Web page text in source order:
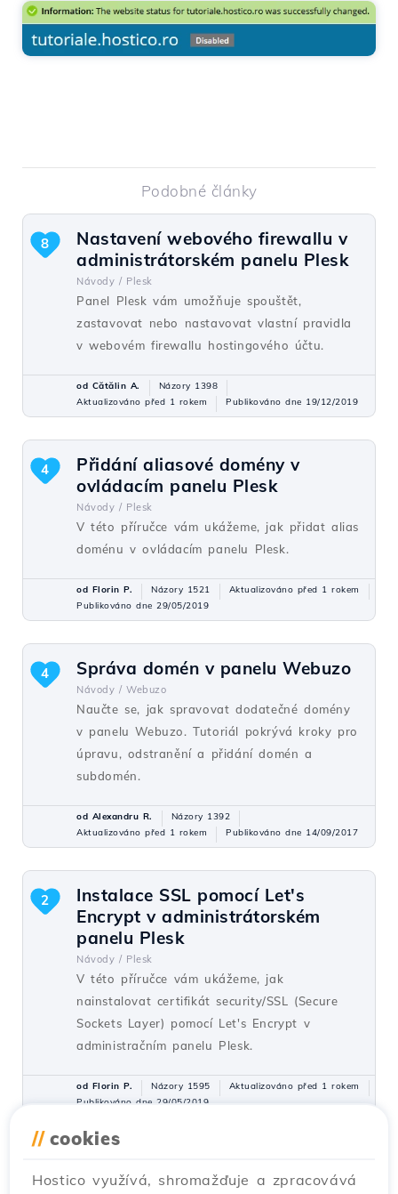
Podobné články
Nastavení webového firewallu v
administrátorském panelu Plesk
Návody / Plesk
Panel Plesk vám umožňuje spouštět,
zastavovat nebo nastavovat vlastní pravidla
v webovém firewallu hostingového účtu.
8
od Cătălin A.
Názory 1398
Aktualizováno před 1 rokem
Publikováno dne 19/12/2019
Přidání aliasové domény v
ovládacím panelu Plesk
Návody / Plesk
V této příručce vám ukážeme, jak přidat alias
doménu v ovládacím panelu Plesk.
4
od Florin P. Názory 1521
Aktualizováno před 1 rokem
Publikováno dne 29/05/2019
Správa domén v panelu Webuzo
Návody / Webuzo
Naučte se, jak spravovat dodatečné domény
v panelu Webuzo. Tutoriál pokrývá kroky pro
úpravu, odstranění a přidání domén a
subdomén.
4
od Alexandru R.
Názory 1392
Aktualizováno před 1 rokem
Publikováno dne 14/09/2017
Instalace SSL pomocí Let's
Encrypt v administrátorském
panelu Plesk
Návody / Plesk
V této příručce vám ukážeme, jak
nainstalovat certifikát security/SSL (Secure
Sockets Layer) pomocí Let's Encrypt v
administračním panelu Plesk.
2
od Florin P. Názory 1595
Aktualizováno před 1 rokem
Publikováno dne 29/05/2019
zabezpečenou verzi HTTPS z
// cookies
Hostico využívá, shromažďuje a zpracovává